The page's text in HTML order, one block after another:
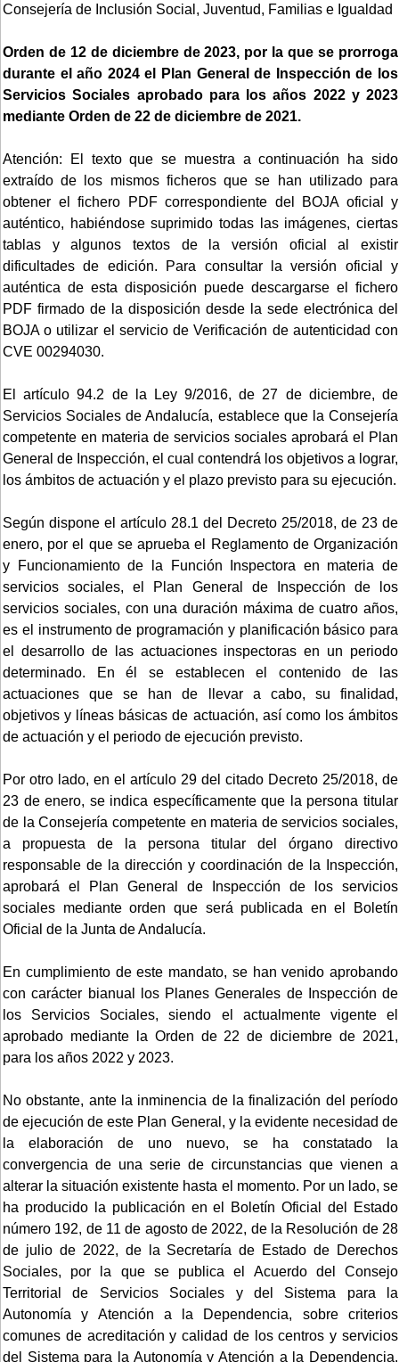
Consejería de Inclusión Social, Juventud, Familias e Igualdad
Orden de 12 de diciembre de 2023, por la que se prorroga
durante el año 2024 el Plan General de Inspección de los
Servicios Sociales aprobado para los años 2022 y 2023
mediante Orden de 22 de diciembre de 2021.
Atención: El texto que se muestra a continuación ha sido
extraído de los mismos ficheros que se han utilizado para
obtener el fichero PDF correspondiente del BOJA oficial y
auténtico, habiéndose suprimido todas las imágenes, ciertas
tablas y algunos textos de la versión oficial al existir
dificultades de edición. Para consultar la versión oficial y
auténtica de esta disposición puede descargarse el fichero
PDF firmado de la disposición desde la sede electrónica del
BOJA o utilizar el servicio de Verificación de autenticidad con
CVE 00294030.
El artículo 94.2 de la Ley 9/2016, de 27 de diciembre, de
Servicios Sociales de Andalucía, establece que la Consejería
competente en materia de servicios sociales aprobará el Plan
General de Inspección, el cual contendrá los objetivos a lograr,
los ámbitos de actuación y el plazo previsto para su ejecución.
Según dispone el artículo 28.1 del Decreto 25/2018, de 23 de
enero, por el que se aprueba el Reglamento de Organización
y Funcionamiento de la Función Inspectora en materia de
servicios sociales, el Plan General de Inspección de los
servicios sociales, con una duración máxima de cuatro años,
es el instrumento de programación y planificación básico para
el desarrollo de las actuaciones inspectoras en un periodo
determinado. En él se establecen el contenido de las
actuaciones que se han de llevar a cabo, su finalidad,
objetivos y líneas básicas de actuación, así como los ámbitos
de actuación y el periodo de ejecución previsto.
Por otro lado, en el artículo 29 del citado Decreto 25/2018, de
23 de enero, se indica específicamente que la persona titular
de la Consejería competente en materia de servicios sociales,
a propuesta de la persona titular del órgano directivo
responsable de la dirección y coordinación de la Inspección,
aprobará el Plan General de Inspección de los servicios
sociales mediante orden que será publicada en el Boletín
Oficial de la Junta de Andalucía.
En cumplimiento de este mandato, se han venido aprobando
con carácter bianual los Planes Generales de Inspección de
los Servicios Sociales, siendo el actualmente vigente el
aprobado mediante la Orden de 22 de diciembre de 2021,
para los años 2022 y 2023.
No obstante, ante la inminencia de la finalización del período
de ejecución de este Plan General, y la evidente necesidad de
la elaboración de uno nuevo, se ha constatado la
convergencia de una serie de circunstancias que vienen a
alterar la situación existente hasta el momento. Por un lado, se
ha producido la publicación en el Boletín Oficial del Estado
número 192, de 11 de agosto de 2022, de la Resolución de 28
de julio de 2022, de la Secretaría de Estado de Derechos
Sociales, por la que se publica el Acuerdo del Consejo
Territorial de Servicios Sociales y del Sistema para la
Autonomía y Atención a la Dependencia, sobre criterios
comunes de acreditación y calidad de los centros y servicios
del Sistema para la Autonomía y Atención a la Dependencia.